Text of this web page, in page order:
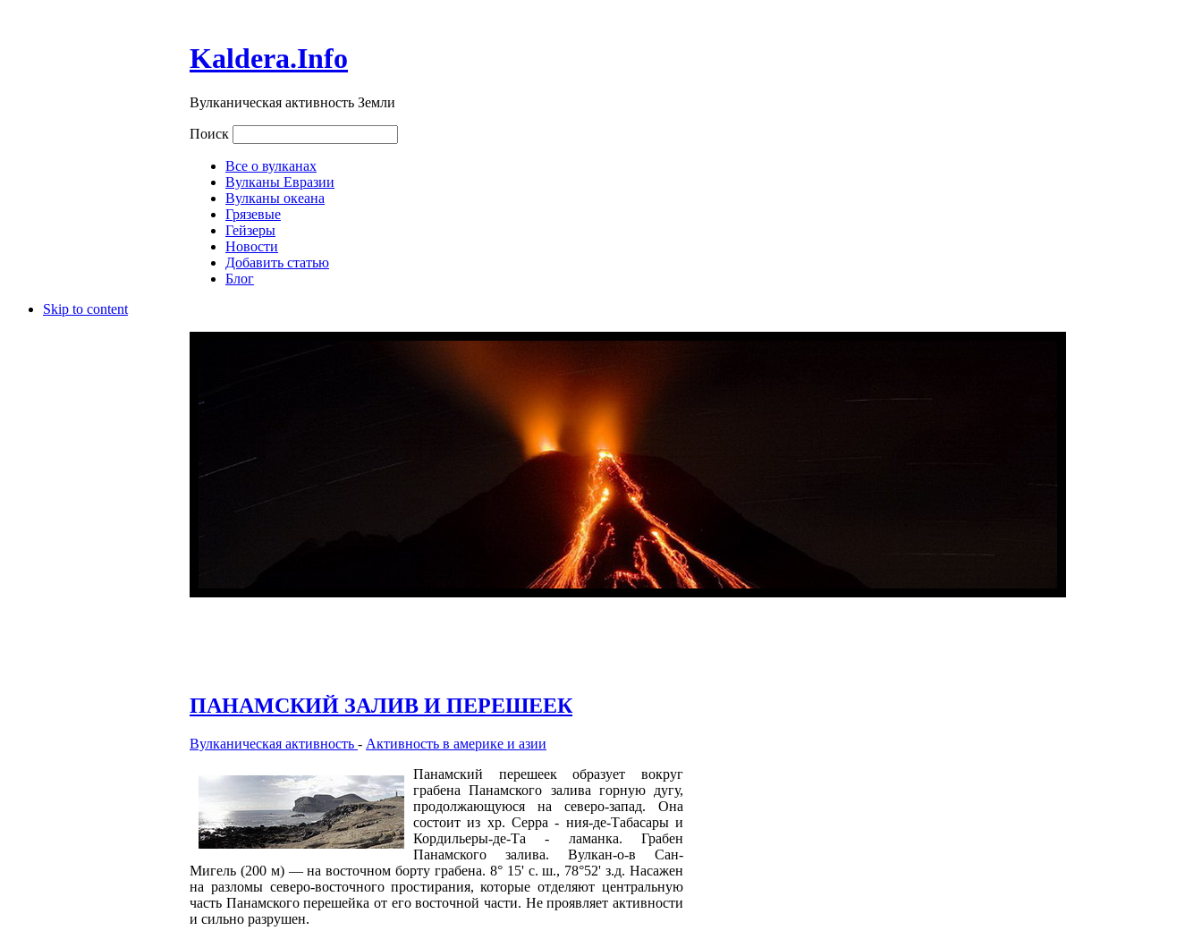
Kaldera.Info
Вулканическая активность Земли
Поиск
Все о вулканах
Вулканы Евразии
Вулканы океана
Грязевые
Гейзеры
Новости
Добавить статью
Блог
Skip to content
ПАНАМСКИЙ ЗАЛИВ И ПЕРЕШЕЕК
Вулканическая активность - Активность в америке и азии
Панамский перешеек образует вокруг
грабена Панамского залива горную дугу,
продолжающуюся на северо-запад. Она
состоит из хр. Серра - ния-де-Табасары и
Кордильеры-де-Та - ламанка. Грабен
Панамского залива. Вулкан-о-в Сан-
Мигель (200 м) — на восточном борту грабена. 8° 15' с. ш., 78°52' з.д. Насажен
на разломы северо-восточного простирания, которые отделяют центральную
часть Панамского перешейка от его восточной части. Не проявляет активности
и сильно разрушен.